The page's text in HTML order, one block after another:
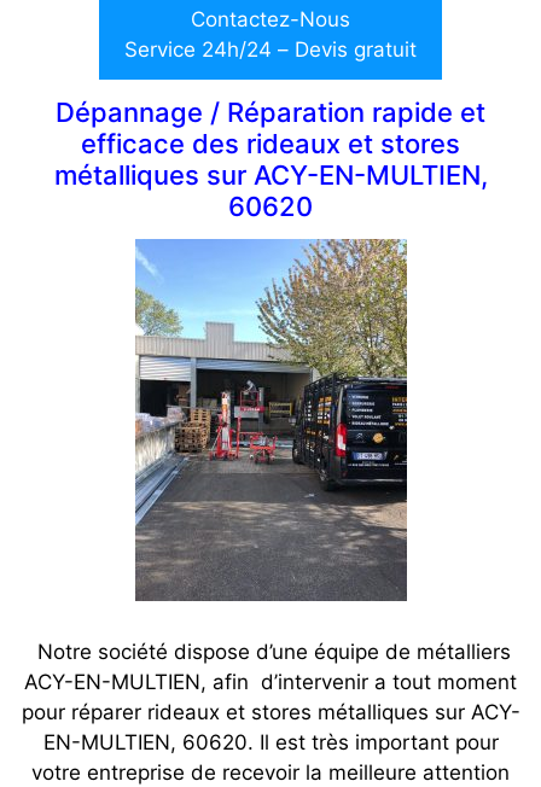
Contactez-Nous
Service 24h/24 – Devis gratuit
Dépannage / Réparation rapide et
efficace des rideaux et stores
métalliques sur ACY-EN-MULTIEN,
60620
Notre société dispose d’une équipe de métalliers
ACY-EN-MULTIEN, afin d’intervenir a tout moment
pour réparer rideaux et stores métalliques sur ACY-
EN-MULTIEN, 60620. Il est très important pour
votre entreprise de recevoir la meilleure attention